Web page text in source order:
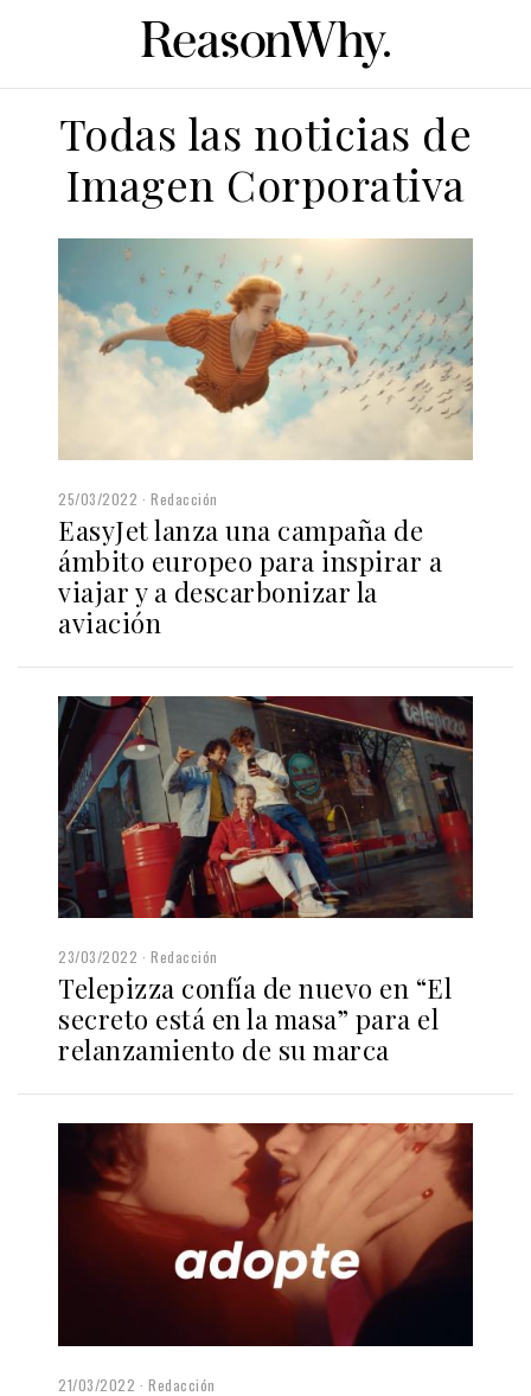
Todas las noticias de
Imagen Corporativa
25/03/2022 Redacción
EasyJet lanza una campaña de
ámbito europeo para inspirar a
viajar y a descarbonizar la
aviación
23/03/2022 Redacción
Telepizza confía de nuevo en “El
secreto está en la masa” para el
relanzamiento de su marca
21/03/2022 Redacción